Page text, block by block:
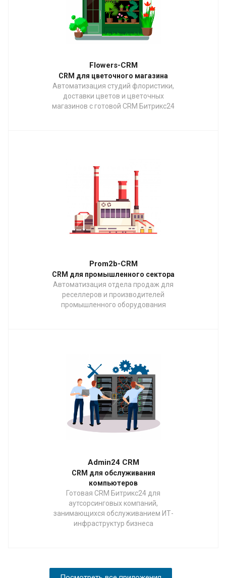
Flowers-CRM
CRM для цветочного магазина
Автоматизация студий флористики,
доставки цветов и цветочных
магазинов с готовой CRM Битрикс24
Prom2b-CRM
CRM для промышленного сектора
Автоматизация отдела продаж для
реселлеров и производителей
промышленного оборудования
Admin24 CRM
CRM для обслуживания
компьютеров
Готовая CRM Битрикс24 для
аутсорсинговых компаний,
занимающихся обслуживанием ИТ-
инфраструктур бизнеса